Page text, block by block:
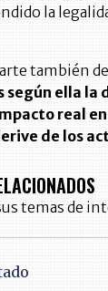
la
también
según ella la
real
de los
temas de